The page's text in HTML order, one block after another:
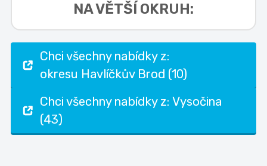
NA VĚTŠÍ OKRUH:
Chci všechny nabídky z:
okresu Havlíčkův Brod (10)
Chci všechny nabídky z: Vysočina
(43)